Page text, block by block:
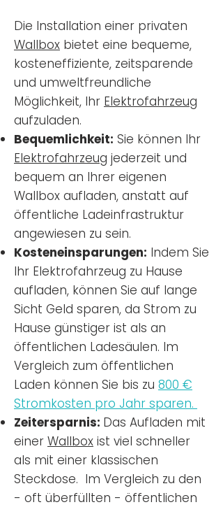
Die Installation einer privaten
Wallbox bietet eine bequeme,
kosteneffiziente, zeitsparende
und umweltfreundliche
Möglichkeit, Ihr Elektrofahrzeug
aufzuladen.
Bequemlichkeit: Sie können Ihr
Elektrofahrzeug jederzeit und
bequem an Ihrer eigenen
Wallbox aufladen, anstatt auf
öffentliche Ladeinfrastruktur
angewiesen zu sein.
Kosteneinsparungen: Indem Sie
Ihr Elektrofahrzeug zu Hause
aufladen, können Sie auf lange
Sicht Geld sparen, da Strom zu
Hause günstiger ist als an
öffentlichen Ladesäulen. Im
Vergleich zum öffentlichen
Laden können Sie bis zu 800 €
Stromkosten pro Jahr sparen.
Zeitersparnis: Das Aufladen mit
einer Wallbox ist viel schneller
als mit einer klassischen
Steckdose. Im Vergleich zu den
- oft überfüllten - öffentlichen